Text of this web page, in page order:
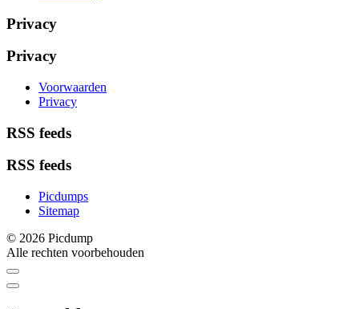
Privacy
Privacy
Voorwaarden
Privacy
RSS feeds
RSS feeds
Picdumps
Sitemap
© 2026 Picdump
Alle rechten voorbehouden